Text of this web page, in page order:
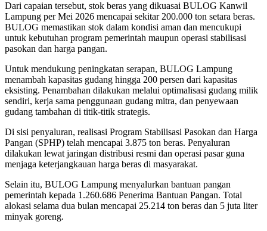
‎Dari capaian tersebut, stok beras yang dikuasai BULOG Kanwil
Lampung per Mei 2026 mencapai sekitar 200.000 ton setara beras.
BULOG memastikan stok dalam kondisi aman dan mencukupi
untuk kebutuhan program pemerintah maupun operasi stabilisasi
pasokan dan harga pangan.
‎Untuk mendukung peningkatan serapan, BULOG Lampung
menambah kapasitas gudang hingga 200 persen dari kapasitas
eksisting. Penambahan dilakukan melalui optimalisasi gudang milik
sendiri, kerja sama penggunaan gudang mitra, dan penyewaan
gudang tambahan di titik-titik strategis.
‎Di sisi penyaluran, realisasi Program Stabilisasi Pasokan dan Harga
Pangan (SPHP) telah mencapai 3.875 ton beras. Penyaluran
dilakukan lewat jaringan distribusi resmi dan operasi pasar guna
menjaga keterjangkauan harga beras di masyarakat.
‎Selain itu, BULOG Lampung menyalurkan bantuan pangan
pemerintah kepada 1.260.686 Penerima Bantuan Pangan. Total
alokasi selama dua bulan mencapai 25.214 ton beras dan 5 juta liter
minyak goreng.